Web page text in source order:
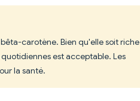
carotène. Bien qu'elle soit riche
est acceptable. Les
la santé.